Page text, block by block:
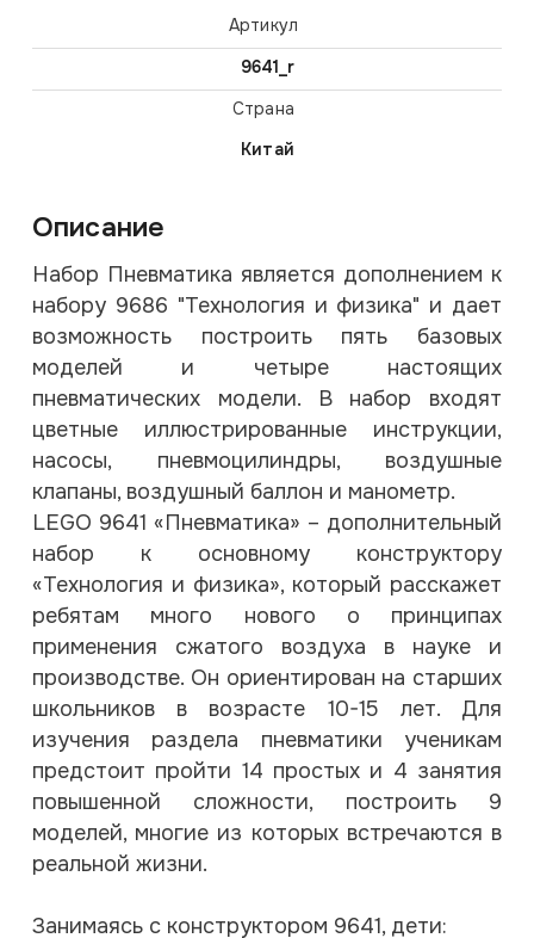
Артикул
9641_r
Страна
Китай
Описание
Набор Пневматика является дополнением к
набору 9686 "Технология и физика" и дает
возможность построить пять базовых
моделей и четыре настоящих
пневматических модели. В набор входят
цветные иллюстрированные инструкции,
насосы, пневмоцилиндры, воздушные
клапаны, воздушный баллон и манометр.
LEGO 9641 «Пневматика» – дополнительный
набор к основному конструктору
«Технология и физика», который расскажет
ребятам много нового о принципах
применения сжатого воздуха в науке и
производстве. Он ориентирован на старших
школьников в возрасте 10-15 лет. Для
изучения раздела пневматики ученикам
предстоит пройти 14 простых и 4 занятия
повышенной сложности, построить 9
моделей, многие из которых встречаются в
реальной жизни.
Занимаясь с конструктором 9641, дети: